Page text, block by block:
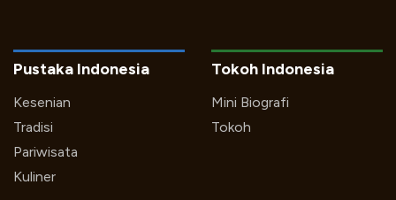
Pustaka Indonesia
Kesenian
Tradisi
Pariwisata
Kuliner
Tokoh Indonesia
Mini Biografi
Tokoh